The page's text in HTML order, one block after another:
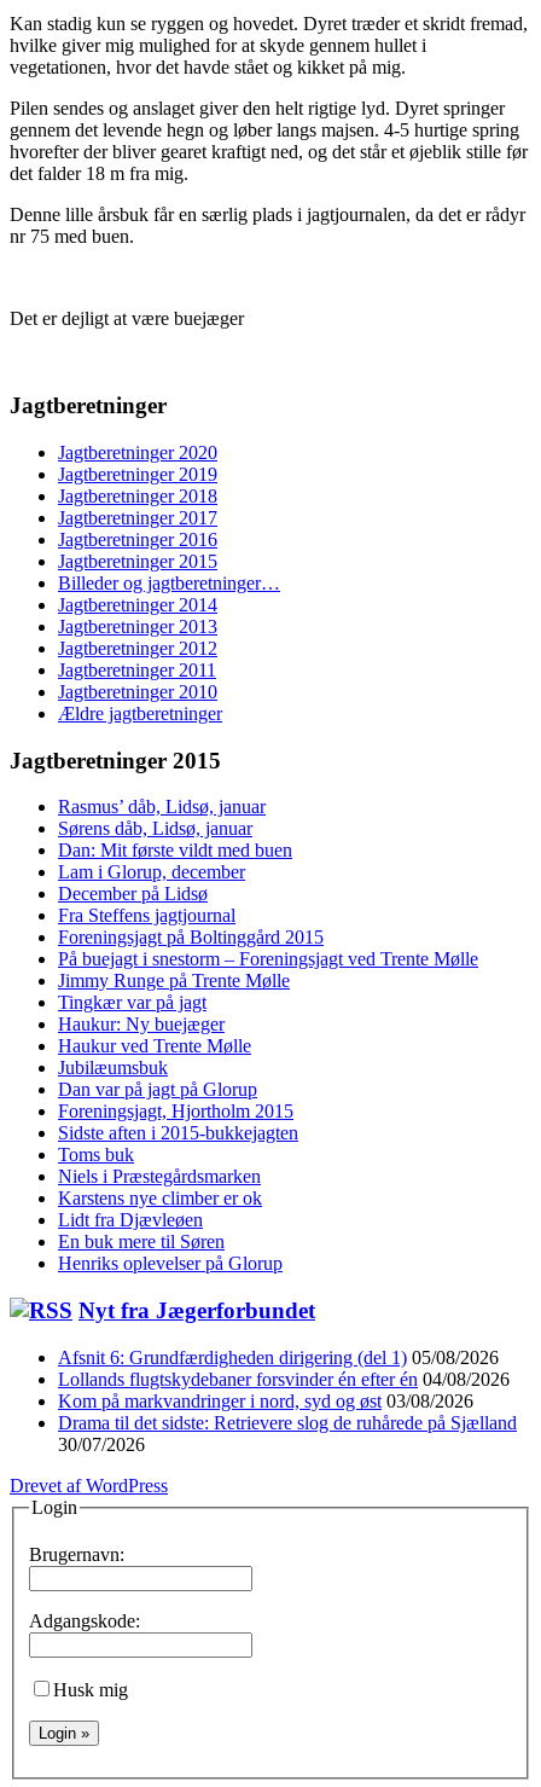
Kan stadig kun se ryggen og hovedet. Dyret træder et skridt fremad,
hvilke giver mig mulighed for at skyde gennem hullet i
vegetationen, hvor det havde stået og kikket på mig.
Pilen sendes og anslaget giver den helt rigtige lyd. Dyret springer
gennem det levende hegn og løber langs majsen. 4-5 hurtige spring
hvorefter der bliver gearet kraftigt ned, og det står et øjeblik stille før
det falder 18 m fra mig.
Denne lille årsbuk får en særlig plads i jagtjournalen, da det er rådyr
nr 75 med buen.
Det er dejligt at være buejæger
Jagtberetninger
Jagtberetninger 2020
Jagtberetninger 2019
Jagtberetninger 2018
Jagtberetninger 2017
Jagtberetninger 2016
Jagtberetninger 2015
Billeder og jagtberetninger…
Jagtberetninger 2014
Jagtberetninger 2013
Jagtberetninger 2012
Jagtberetninger 2011
Jagtberetninger 2010
Ældre jagtberetninger
Jagtberetninger 2015
Rasmus’ dåb, Lidsø, januar
Sørens dåb, Lidsø, januar
Dan: Mit første vildt med buen
Lam i Glorup, december
December på Lidsø
Fra Steffens jagtjournal
Foreningsjagt på Boltinggård 2015
På buejagt i snestorm – Foreningsjagt ved Trente Mølle
Jimmy Runge på Trente Mølle
Tingkær var på jagt
Haukur: Ny buejæger
Haukur ved Trente Mølle
Jubilæumsbuk
Dan var på jagt på Glorup
Foreningsjagt, Hjortholm 2015
Sidste aften i 2015-bukkejagten
Toms buk
Niels i Præstegårdsmarken
Karstens nye climber er ok
Lidt fra Djævleøen
En buk mere til Søren
Henriks oplevelser på Glorup
Nyt fra Jægerforbundet
Afsnit 6: Grundfærdigheden dirigering (del 1) 05/08/2026
Lollands flugtskydebaner forsvinder én efter én 04/08/2026
Kom på markvandringer i nord, syd og øst 03/08/2026
Drama til det sidste: Retrievere slog de ruhårede på Sjælland
30/07/2026
Drevet af WordPress
Login
Brugernavn:
Adgangskode:
Husk mig